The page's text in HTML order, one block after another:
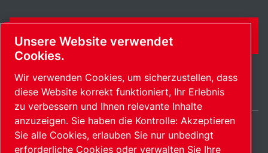
KONTAKTFORMULAR
Switzerland / DE
Unsere Website verwendet
Cookies.
Wir verwenden Cookies, um sicherzustellen, dass
diese Website korrekt funktioniert, Ihr Erlebnis
zu verbessern und Ihnen relevante Inhalte
anzuzeigen. Sie haben die Kontrolle: Akzeptieren
Sie alle Cookies, erlauben Sie nur unbedingt
erforderliche Cookies oder verwalten Sie Ihre